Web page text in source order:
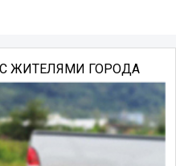
ЖИТЕЛЯМИ ГОРОДА